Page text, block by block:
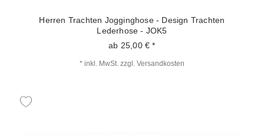
Herren Trachten Jogginghose - Design Trachten
Lederhose - JOK5
ab 25,00 € *
* inkl. MwSt. zzgl. Versandkosten